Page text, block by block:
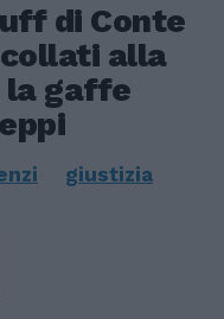
di Conte
alla
la gaffe
giustizia